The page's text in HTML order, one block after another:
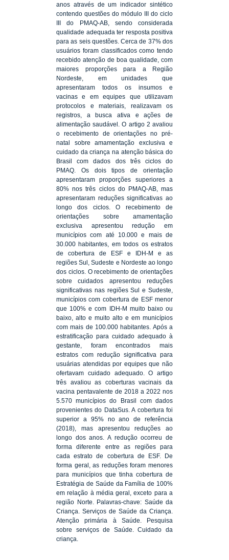
anos através de um indicador sintético
contendo questões do módulo III do ciclo
III do PMAQ-AB, sendo considerada
qualidade adequada ter resposta positiva
para as seis questões. Cerca de 37% dos
usuários foram classificados como tendo
recebido atenção de boa qualidade, com
maiores proporções para a Região
Nordeste, em unidades que
apresentaram todos os insumos e
vacinas e em equipes que utilizavam
protocolos e materiais, realizavam os
registros, a busca ativa e ações de
alimentação saudável. O artigo 2 avaliou
o recebimento de orientações no pré-
natal sobre amamentação exclusiva e
cuidado da criança na atenção básica do
Brasil com dados dos três ciclos do
PMAQ. Os dois tipos de orientação
apresentaram proporções superiores a
80% nos três ciclos do PMAQ-AB, mas
apresentaram reduções significativas ao
longo dos ciclos. O recebimento de
orientações sobre amamentação
exclusiva apresentou redução em
municípios com até 10.000 e mais de
30.000 habitantes, em todos os estratos
de cobertura de ESF e IDH-M e as
regiões Sul, Sudeste e Nordeste ao longo
dos ciclos. O recebimento de orientações
sobre cuidados apresentou reduções
significativas nas regiões Sul e Sudeste,
municípios com cobertura de ESF menor
que 100% e com IDH-M muito baixo ou
baixo, alto e muito alto e em municípios
com mais de 100.000 habitantes. Após a
estratificação para cuidado adequado à
gestante, foram encontrados mais
estratos com redução significativa para
usuárias atendidas por equipes que não
ofertavam cuidado adequado. O artigo
três avaliou as coberturas vacinais da
vacina pentavalente de 2018 a 2022 nos
5.570 municípios do Brasil com dados
provenientes do DataSus. A cobertura foi
superior a 95% no ano de referência
(2018), mas apresentou reduções ao
longo dos anos. A redução ocorreu de
forma diferente entre as regiões para
cada estrato de cobertura de ESF. De
forma geral, as reduções foram menores
para municípios que tinha cobertura de
Estratégia de Saúde da Família de 100%
em relação à média geral, exceto para a
região Norte. Palavras-chave: Saúde da
Criança. Serviços de Saúde da Criança.
Atenção primária à Saúde. Pesquisa
sobre serviços de Saúde. Cuidado da
criança.